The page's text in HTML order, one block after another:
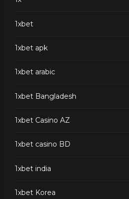
1xbet
1xbet apk
1xbet arabic
1xbet Bangladesh
1xbet Casino AZ
1xbet casino BD
1xbet india
1xbet Korea